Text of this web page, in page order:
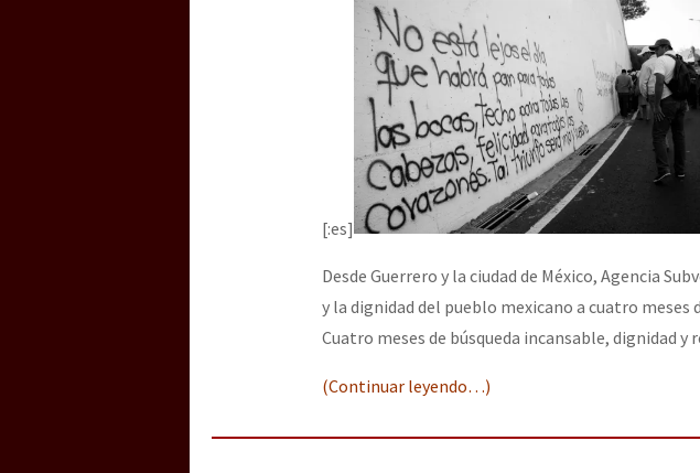
[:es]
Desde Guerrero y la ciudad de México, Agencia
y la dignidad del pueblo mexicano a cuatro
Cuatro meses de búsqueda incansable, dignidad y
(Continuar leyendo…)